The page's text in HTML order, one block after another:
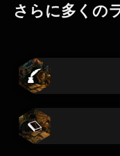
さらに多くの